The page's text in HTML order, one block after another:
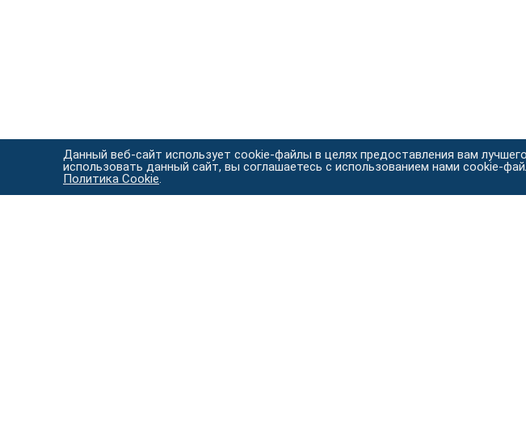
Данный веб-сайт использует cookie-файлы в целях предоставления вам
использовать данный сайт, вы соглашаетесь с использованием нами cookie-
Политика Cookie.